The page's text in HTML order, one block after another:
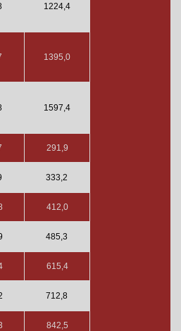
1224,4
1395,0
1597,4
291,9
333,2
412,0
485,3
615,4
712,8
842,5